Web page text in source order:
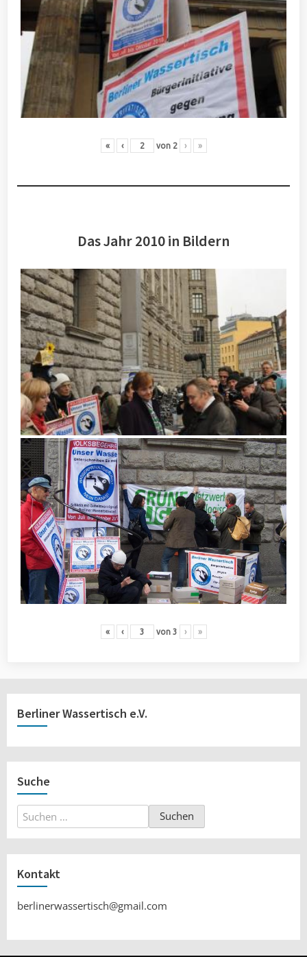
« ‹ von 2 › »
Das Jahr 2010 in Bildern
« ‹ von 3 › »
Berliner Wassertisch e.V.
Suche
Suchen
nach:
Kontakt
berlinerwassertisch@gmail.com